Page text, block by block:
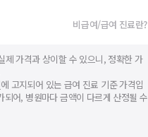
비급여/급여 진료란?
제 가격과 상이할 수 있으니, 정확한 가
에 고지되어 있는 급여 진료 기준 가격입
어, 병원마다 금액이 다르게 산정될 수